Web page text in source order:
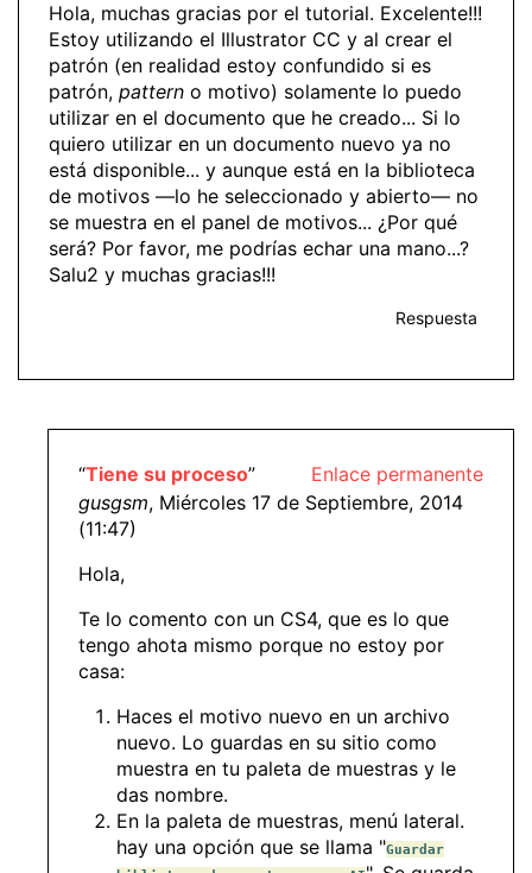
Hola, muchas gracias por el tutorial. Excelente!!!
Estoy utilizando el Illustrator CC y al crear el
patrón (en realidad estoy confundido si es
patrón, pattern o motivo) solamente lo puedo
utilizar en el documento que he creado... Si lo
quiero utilizar en un documento nuevo ya no
está disponible... y aunque está en la biblioteca
de motivos —lo he seleccionado y abierto— no
se muestra en el panel de motivos... ¿Por qué
será? Por favor, me podrías echar una mano...?
Salu2 y muchas gracias!!!
Respuesta
Enlace permanente
“Tiene su proceso”
gusgsm, Miércoles 17 de Septiembre, 2014
(11:47)
Hola,
Te lo comento con un CS4, que es lo que
tengo ahota mismo porque no estoy por
casa:
Haces el motivo nuevo en un archivo
nuevo. Lo guardas en su sitio como
muestra en tu paleta de muestras y le
das nombre.
En la paleta de muestras, menú lateral.
hay una opción que se llama "Guardar